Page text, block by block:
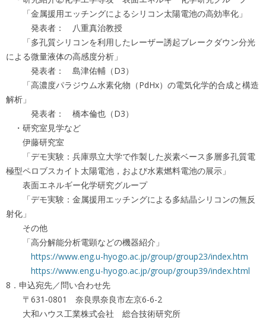
「金属援用エッチングによるシリコン太陽電池の高効率化」
発表者： 八重真治教授
「多孔質シリコンを利用したレーザー誘起ブレークダウン分光
による微量液体の高感度分析」
発表者： 島津佑輔（D3）
「高濃度パラジウム水素化物（PdHx）の電気化学的合成と構造
解析」
発表者： 橋本倫也（D3）
・研究室見学など
伊藤研究室
「デモ実験：兵庫県立大学で作製した炭素ベース多層多孔質電
極型ペロブスカイト太陽電池，および水素燃料電池の展示」
表面エネルギー化学研究グループ
「デモ実験：金属援用エッチングによる多結晶シリコンの無反
射化」
その他
「高分解能分析電顕などの機器紹介」
https://www.eng.u-hyogo.ac.jp/group/group23/index.htm
https://www.eng.u-hyogo.ac.jp/group/group39/index.html
8．申込宛先／問い合わせ先
〒631-0801 奈良県奈良市左京6-6-2
大和ハウス工業株式会社 総合技術研究所